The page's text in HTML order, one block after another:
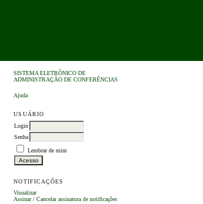
SISTEMA ELETRÔNICO DE
ADMINISTRAÇÃO DE CONFERÊNCIAS
Ajuda
USUÁRIO
Login
Senha
Lembrar de mim
NOTIFICAÇÕES
Visualizar
Assinar/Cancelar assinatura de notificações